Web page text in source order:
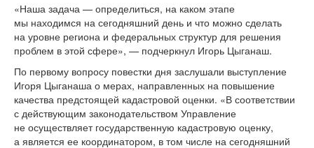
«Наша задача — определиться, на каком этапе
мы находимся на сегодняшний день и что можно сделать
на уровне региона и федеральных структур для решения
проблем в этой сфере», — подчеркнул Игорь Цыганаш.
По первому вопросу повестки дня заслушали выступление
Игоря Цыганаша о мерах, направленных на повышение
качества предстоящей кадастровой оценки. «В соответствии
с действующим законодательством Управление
не осуществляет государственную кадастровую оценку,
а является ее координатором, в том числе на сегодняшний